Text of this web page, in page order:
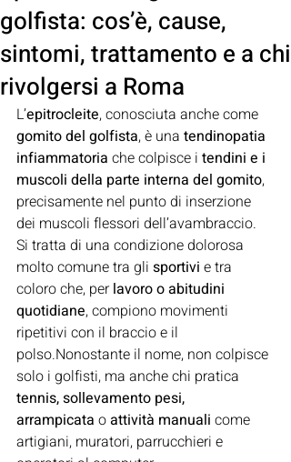
golfista: cos’è, cause,
sintomi, trattamento e a chi
rivolgersi a Roma
L’epitrocleite, conosciuta anche come
gomito del golfista, è una tendinopatia
infiammatoria che colpisce i tendini e i
muscoli della parte interna del gomito,
precisamente nel punto di inserzione
dei muscoli flessori dell’avambraccio.
Si tratta di una condizione dolorosa
molto comune tra gli sportivi e tra
coloro che, per lavoro o abitudini
quotidiane, compiono movimenti
ripetitivi con il braccio e il
polso.Nonostante il nome, non colpisce
solo i golfisti, ma anche chi pratica
tennis, sollevamento pesi,
arrampicata o attività manuali come
artigiani, muratori, parrucchieri e